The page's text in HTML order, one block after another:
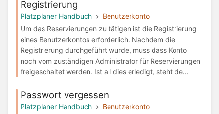
Registrierung
Platzplaner Handbuch
Benutzerkonto
Um das Reservierungen zu tätigen ist die Registrierung
eines Benutzerkontos erforderlich. Nachdem die
Registrierung durchgeführt wurde, muss dass Konto
noch vom zuständigen Administrator für Reservierungen
freigeschaltet werden. Ist all dies erledigt, steht de...
Passwort vergessen
Platzplaner Handbuch Benutzerkonto